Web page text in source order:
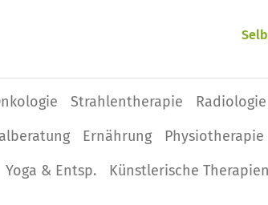
Strahlentherapie
Ernährung Physio­therapie
Yoga & Entsp.
Künstlerische Therapien